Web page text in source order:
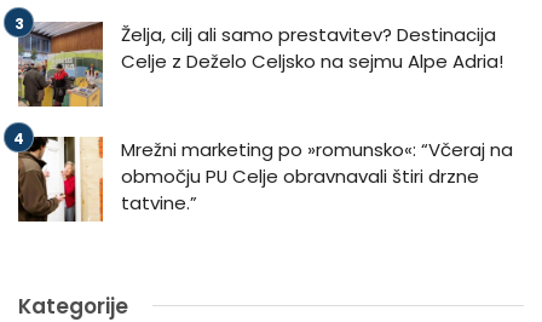
Želja, cilj ali samo prestavitev? Destinacija
Celje z Deželo Celjsko na sejmu Alpe Adria!
Mrežni marketing po »romunsko«: “Včeraj na
območju PU Celje obravnavali štiri drzne
tatvine.”
Kategorije